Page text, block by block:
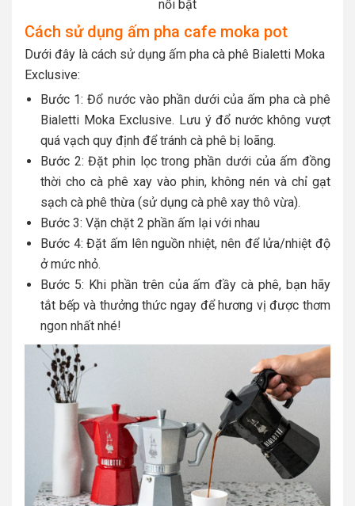
nổi bật
Cách sử dụng ấm pha cafe moka pot
Dưới đây là cách sử dụng ấm pha cà phê Bialetti Moka
Exclusive:
Bước 1: Đổ nước vào phần dưới của ấm pha cà phê
Bialetti Moka Exclusive. Lưu ý đổ nước không vượt
quá vạch quy định để tránh cà phê bị loãng.
Bước 2: Đặt phin lọc trong phần dưới của ấm đồng
thời cho cà phê xay vào phin, không nén và chỉ gạt
sạch cà phê thừa (sử dụng cà phê xay thô vừa).
Bước 3: Vặn chặt 2 phần ấm lại với nhau
Bước 4: Đặt ấm lên nguồn nhiệt, nên để lửa/nhiệt độ
ở mức nhỏ.
Bước 5: Khi phần trên của ấm đầy cà phê, bạn hãy
tắt bếp và thưởng thức ngay để hương vị được thơm
ngon nhất nhé!